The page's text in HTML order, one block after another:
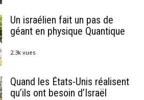
Un israélien fait un pas de
géant en physique Quantique
2.3k vues
Quand les États-Unis réalisent
qu’ils ont besoin d’Israël